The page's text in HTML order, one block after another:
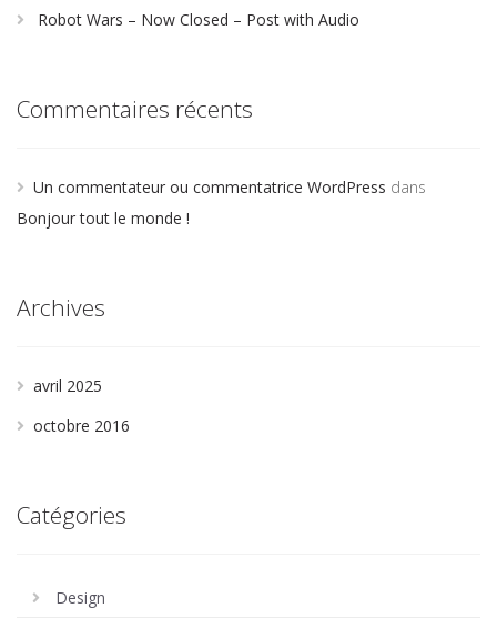
Robot Wars – Now Closed – Post with Audio
Commentaires récents
Un commentateur ou commentatrice WordPress dans
Bonjour tout le monde !
Archives
avril 2025
octobre 2016
Catégories
Design